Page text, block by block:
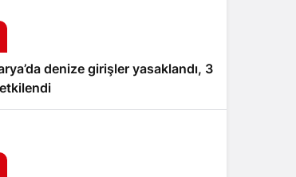
denize girişler yasaklandı, 3